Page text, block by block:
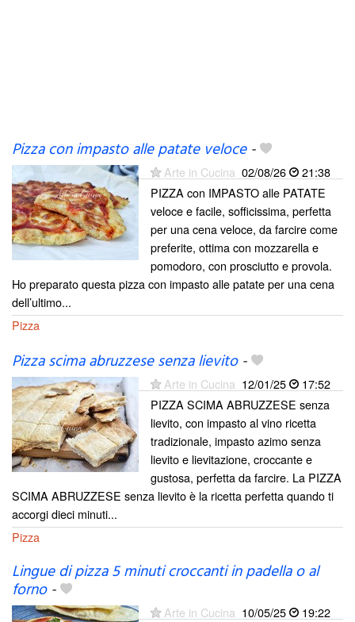
Pizza con impasto alle patate veloce-
Arte in Cucina 02/08/26
21:38
PIZZA con IMPASTO alle PATATE
veloce e facile, sofficissima, perfetta
per una cena veloce, da farcire come
preferite, ottima con mozzarella e
pomodoro, con prosciutto e provola.
Ho preparato questa pizza con impasto alle patate per una cena
dell’ultimo...
Pizza
Pizza scima abruzzese senza lievito-
Arte in Cucina 12/01/25
17:52
PIZZA SCIMA ABRUZZESE senza
lievito, con impasto al vino ricetta
tradizionale, impasto azimo senza
lievito e lievitazione, croccante e
gustosa, perfetta da farcire. La PIZZA
SCIMA ABRUZZESE senza lievito è la ricetta perfetta quando ti
accorgi dieci minuti...
Pizza
Lingue di pizza 5 minuti croccanti in padella o al
forno-
Arte in Cucina 10/05/25
19:22